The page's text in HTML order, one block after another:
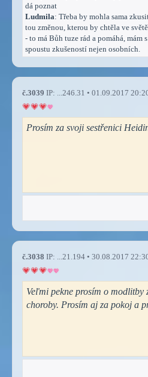
dá poznat
Ludmila: Třeba by mohla sama
tou změnou, kterou by chtěla ve
- to má Bůh tuze rád a pomáhá, mám
spoustu zkušeností nejen osobních.
č.3039 IP: ...246.31 • 01.09.2017
Prosím za svoji sestřenici
č.3038 IP: ...21.194 • 30.08.2017
Veľmi pekne prosím o modlitby
choroby. Prosím aj za pokoj a